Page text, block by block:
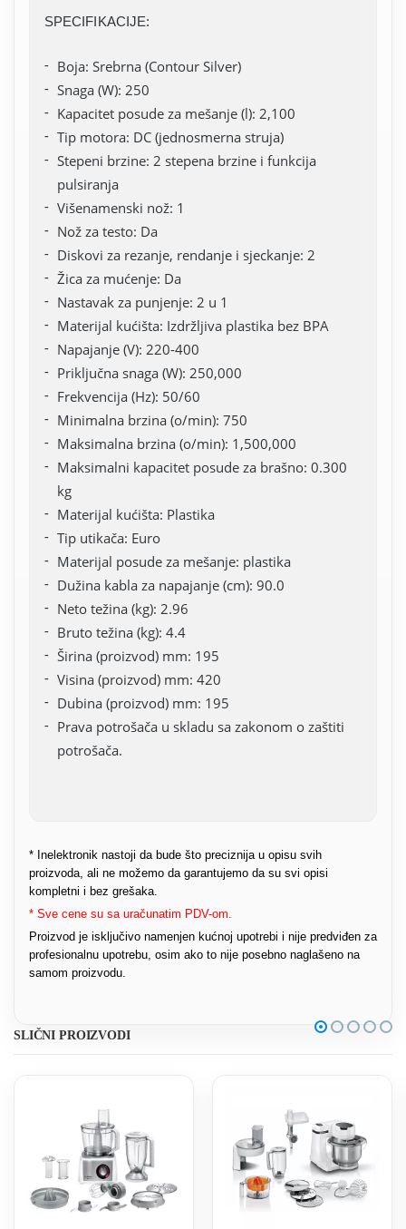
SPECIFIKACIJE:
Boja: Srebrna (Contour Silver)
Snaga (W): 250
Kapacitet posude za mešanje (l): 2,100
Tip motora: DC (jednosmerna struja)
Stepeni brzine: 2 stepena brzine i funkcija
pulsiranja
Višenamenski nož: 1
Nož za testo: Da
Diskovi za rezanje, rendanje i sjeckanje: 2
Žica za mućenje: Da
Nastavak za punjenje: 2 u 1
Materijal kućišta: Izdržljiva plastika bez BPA
Napajanje (V): 220-400
Priključna snaga (W): 250,000
Frekvencija (Hz): 50/60
Minimalna brzina (o/min): 750
Maksimalna brzina (o/min): 1,500,000
Maksimalni kapacitet posude za brašno: 0.300
kg
Materijal kućišta: Plastika
Tip utikača: Euro
Materijal posude za mešanje: plastika
Dužina kabla za napajanje (cm): 90.0
Neto težina (kg): 2.96
Bruto težina (kg): 4.4
Širina (proizvod) mm: 195
Visina (proizvod) mm: 420
Dubina (proizvod) mm: 195
Prava potrošača u skladu sa zakonom o zaštiti
potrošača.
* Inelektronik nastoji da bude što preciznija u opisu svih
proizvoda, ali ne možemo da garantujemo da su svi opisi
kompletni i bez grešaka.
* Sve cene su sa uračunatim PDV-om.
Proizvod je isključivo namenjen kućnoj upotrebi i nije predviđen za
profesionalnu upotrebu, osim ako to nije posebno naglašeno na
samom proizvodu.
SLIČNI PROIZVODI